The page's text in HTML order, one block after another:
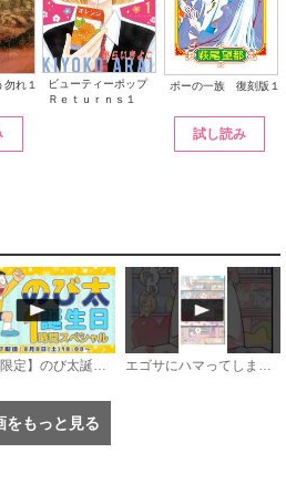
れ１
ビューティーポップ
Ｒｅｔｕｒｎｓ１
ポーの一族 復刻版１
試し読み
【期間限定】のび太誕生日1時間スペシャル《ドラえもん公式》 エゴサにハマってしまうアザラシの話 #漫画 #サンデーうぇぶり
をもっと見る